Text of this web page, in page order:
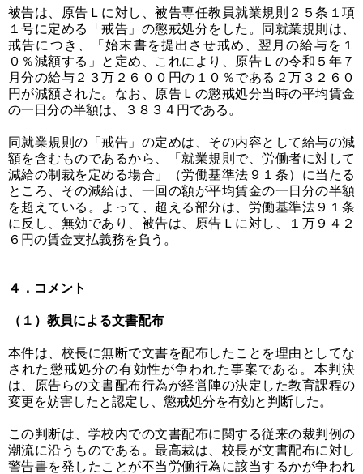
被告は、原告Ｌに対し、被告専任教員就業規則２５条１項
１号に定める「戒告」の懲戒処分をした。同就業規則は、
戒告につき、「始末書を提出させ戒め、翌月の給与を１
０％減額する」と定め、これにより、原告Ｌの令和５年７
月分の給与２３万２６００円の１０％である２万３２６０
円が減額された。なお、原告Ｌの懲戒処分当時の平均賃金
の一日分の半額は、３８３４円である。
同就業規則の「戒告」の定めは、その内容として給与の減
額を含むものであるから、「就業規則で、労働者に対して
減給の制裁を定める場合」（労働基準法９１条）に当たる
ところ、その減給は、一回の額が平均賃金の一日分の半額
を超えている。よって、超える部分は、労働基準法９１条
に反し、無効であり、被告は、原告Ｌに対し、１万９４２
６円の賃金支払義務を負う。
４．コメント
（１）教員による文書配布
本件は、校長に無断で文書を配布したことを理由としてな
された懲戒処分の有効性が争われた事案である。本判決
は、原告らの文書配布行為が経営陣の決定した教育課程の
変更を妨害したと認定し、懲戒処分を有効と判断した。
この判断は、学校内での文書配布に関する従来の裁判例の
潮流に沿うものである。最高裁は、校長が文書配布に対し
警告書を発したことが不当労働行為に該当するかが争われ